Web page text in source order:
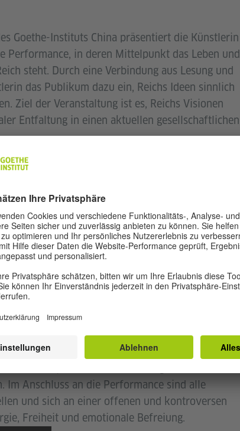
Goethe-Instituts China präsentiert die Künstlerin
Performance, in deren Mittelpunkt das Leben und
steht. Durch eine Verbindung aus Lesung und
das Publikum dazu ein, Reichs Ideen sinnlich
Ziel der Veranstaltung ist es, Reichs Visionen
Entfaltung in einen aktuellen gesellschaftlichen
A Book About Freedom“ der britischen
dessen Werk an der Schnittstelle von
ist. Reich wurde bekannt durch seine
der Emotionen, gleichzeitig aber wegen seiner
Orgons, eine von Reich postulierte
Einfluss auf Natur und Lebewesen, Biochemie
„Orgon-Akkumulator“ versuchte er, diese
zu machen – ein Ansatz, der ihn
in der Medizin stark angezweifelt wurde.
um Reichs Gedankengebäude auf
Im Anschluss an die Performance sind alle
und sich an einer offenen und kontroversen
Freiheit und emotionale Befreiung.